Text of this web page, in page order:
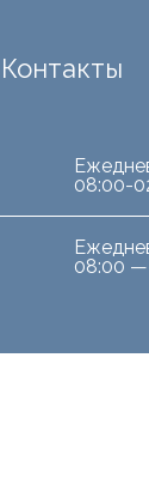
Контакты
08:00-
08:00 —